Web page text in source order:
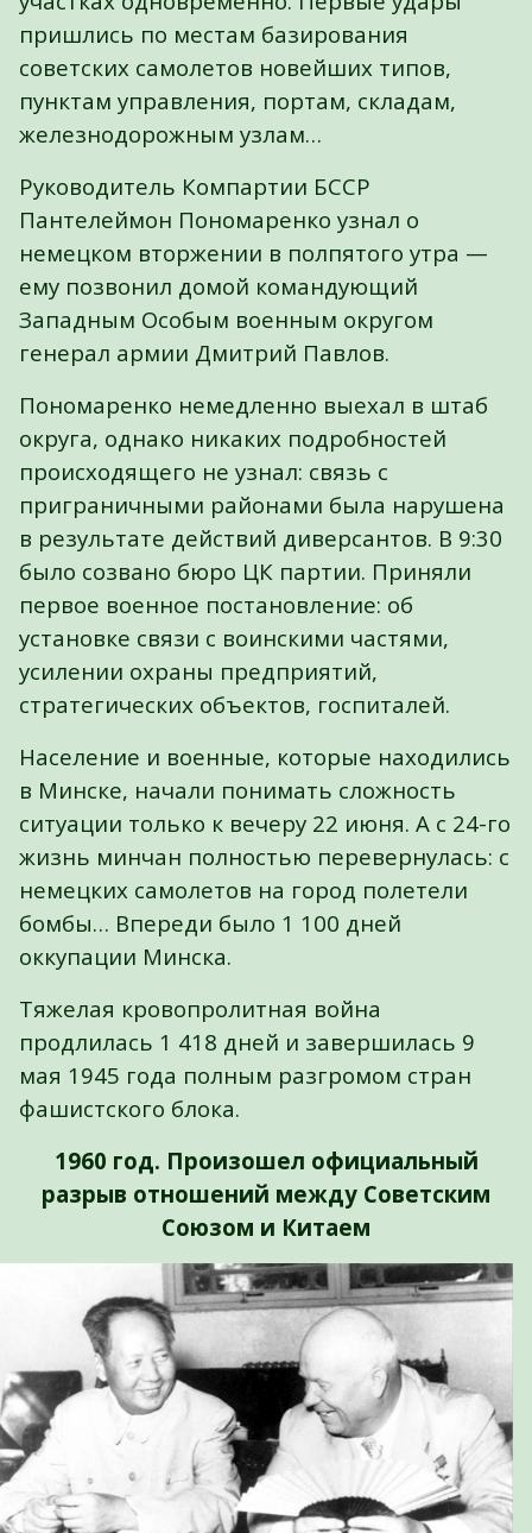
пришлись по местам базирования
советских самолетов новейших типов,
пунктам управления, портам, складам,
железнодорожным узлам…
Руководитель Компартии БССР
Пантелеймон Пономаренко узнал о
немецком вторжении в полпятого утра —
ему позвонил домой командующий
Западным Особым военным округом
генерал армии Дмитрий Павлов.
Пономаренко немедленно выехал в штаб
округа, однако никаких подробностей
происходящего не узнал: связь с
приграничными районами была нарушена
в результате действий диверсантов. В 9:30
было созвано бюро ЦК партии. Приняли
первое военное постановление: об
установке связи с воинскими частями,
усилении охраны предприятий,
стратегических объектов, госпиталей.
Население и военные, которые находились
в Минске, начали понимать сложность
ситуации только к вечеру 22 июня. А с 24-го
жизнь минчан полностью перевернулась: с
немецких самолетов на город полетели
бомбы… Впереди было 1 100 дней
оккупации Минска.
Тяжелая кровопролитная война
продлилась 1 418 дней и завершилась 9
мая 1945 года полным разгромом стран
фашистского блока.
1960 год. Произошел официальный
разрыв отношений между Советским
Союзом и Китаем